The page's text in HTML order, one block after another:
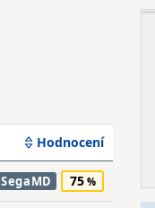
Hodnocení
SegaMD 75